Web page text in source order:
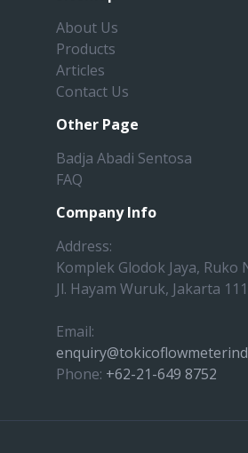
About Us
Products
Articles
Contact Us
Other Page
Badja Abadi Sentosa
FAQ
Company Info
Address:
Komplek Glodok Jaya, Ruko
Jl. Hayam Wuruk, Jakarta
Email:
Phone: +62-21-649 8752